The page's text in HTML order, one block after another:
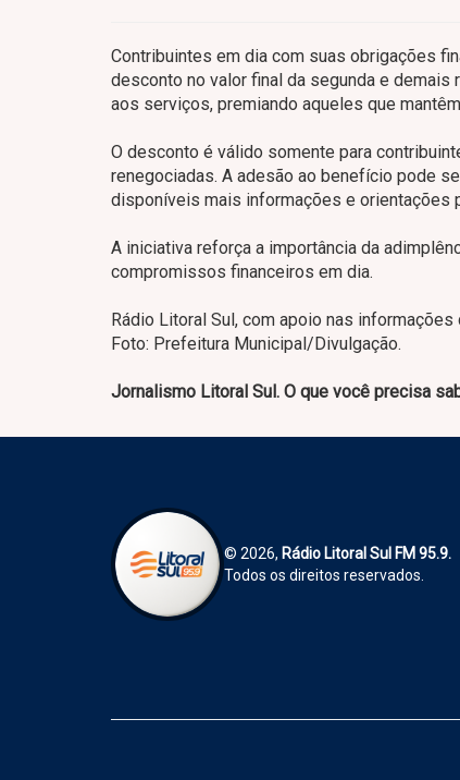
Contribuintes em dia com suas obrigações
desconto no valor final da segunda e
aos serviços, premiando aqueles que
O desconto é válido somente para
renegociadas. A adesão ao benefício pode
disponíveis mais informações e orientações
A iniciativa reforça a importância da
compromissos financeiros em dia.
Rádio Litoral Sul, com apoio nas
Foto: Prefeitura Municipal/Divulgação.
Jornalismo Litoral Sul. O que você precisa
© 2026, Rádio Litoral Sul FM 95.9.
Todos os direitos reservados.